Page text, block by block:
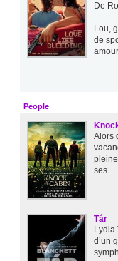
De
Lou,
de
People
Alors
ses ...
Tár
Lydia
d’un